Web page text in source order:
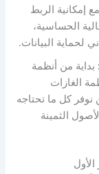
إمكانية الربط
الحساسية،
لحماية البيانات.
بداية من أنظمة
الغازات
نوفر كل ما تحتاجه
الثمينة